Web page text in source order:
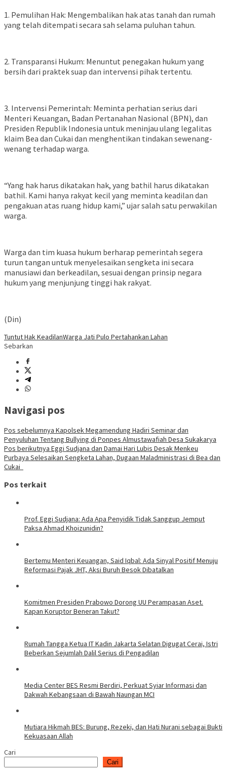
1. Pemulihan Hak: Mengembalikan hak atas tanah dan rumah
yang telah ditempati secara sah selama puluhan tahun.
2. Transparansi Hukum: Menuntut penegakan hukum yang
bersih dari praktek suap dan intervensi pihak tertentu.
3. Intervensi Pemerintah: Meminta perhatian serius dari
Menteri Keuangan, Badan Pertanahan Nasional (BPN), dan
Presiden Republik Indonesia untuk meninjau ulang legalitas
klaim Bea dan Cukai dan menghentikan tindakan sewenang-
wenang terhadap warga.
“Yang hak harus dikatakan hak, yang bathil harus dikatakan
bathil. Kami hanya rakyat kecil yang meminta keadilan dan
pengakuan atas ruang hidup kami,” ujar salah satu perwakilan
warga.
Warga dan tim kuasa hukum berharap pemerintah segera
turun tangan untuk menyelesaikan sengketa ini secara
manusiawi dan berkeadilan, sesuai dengan prinsip negara
hukum yang menjunjung tinggi hak rakyat.
(Din)
Tuntut Hak KeadilanWarga Jati Pulo Pertahankan Lahan
Sebarkan
Navigasi pos
Pos sebelumnya Kapolsek Megamendung Hadiri Seminar dan
Penyuluhan Tentang Bullying di Ponpes Almustawafiah Desa Sukakarya
Pos berikutnya Eggi Sudjana dan Damai Hari Lubis Desak Menkeu
Purbaya Selesaikan Sengketa Lahan, Dugaan Maladministrasi di Bea dan
Cukai
Pos terkait
Prof. Eggi Sudjana: Ada Apa Penyidik Tidak Sanggup Jemput
Paksa Ahmad Khoizunidin?
Bertemu Menteri Keuangan, Said Iqbal: Ada Sinyal Positif Menuju
Reformasi Pajak JHT, Aksi Buruh Besok Dibatalkan
Komitmen Presiden Prabowo Dorong UU Perampasan Aset.
Kapan Koruptor Beneran Takut?
Rumah Tangga Ketua IT Kadin Jakarta Selatan Digugat Cerai, Istri
Beberkan Sejumlah Dalil Serius di Pengadilan
Media Center BES Resmi Berdiri, Perkuat Syiar Informasi dan
Dakwah Kebangsaan di Bawah Naungan MCI
Mutiara Hikmah BES: Burung, Rezeki, dan Hati Nurani sebagai Bukti
Kekuasaan Allah
Cari
Cari